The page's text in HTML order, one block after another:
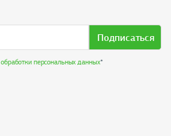
Подписаться
обработки персональных данных*